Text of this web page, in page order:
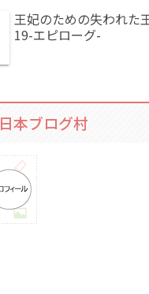
王妃のための失われた
19-エピローグ-
日本ブログ村